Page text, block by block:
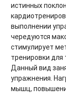
Табата для
Утренние
Core 2.0.
Мягкие
истинных
выполнении
чередуются
стимулирует
тренировки для
Данный вид
упражнения.
мышц,